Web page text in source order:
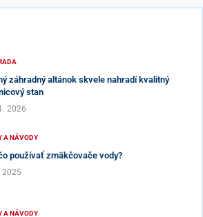
záhradný altánok skvele nahradí kvalitný
stan
2026
A NÁVODY
používať zmäkčovače vody?
2025
A NÁVODY